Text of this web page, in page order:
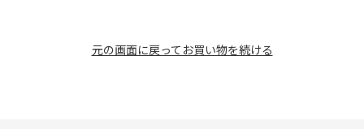
元の画面に戻ってお買い物を続ける